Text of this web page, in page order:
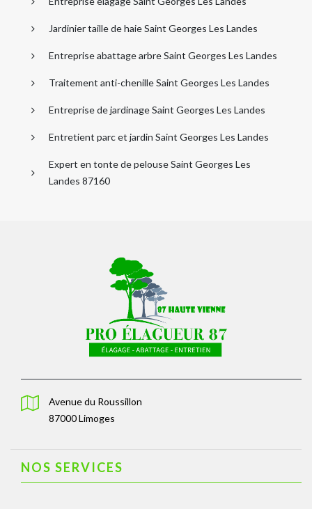
Jardinier taille de haie Saint Georges Les Landes
Entreprise abattage arbre Saint Georges Les Landes
Traitement anti-chenille Saint Georges Les Landes
Entreprise de jardinage Saint Georges Les Landes
Entretient parc et jardin Saint Georges Les Landes
Expert en tonte de pelouse Saint Georges Les
Landes 87160
Avenue du Roussillon
87000 Limoges
NOS SERVICES